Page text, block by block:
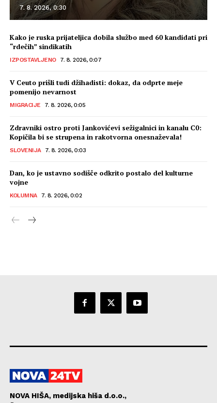
7. 8. 2026, 0:30
Kako je ruska prijateljica dobila službo med 60 kandidati pri
“rdečih” sindikatih
IZPOSTAVLJENO 7. 8. 2026, 0:07
V Ceuto prišli tudi džihadisti: dokaz, da odprte meje
pomenijo nevarnost
MIGRACIJE 7. 8. 2026, 0:05
Zdravniki ostro proti Jankovićevi sežigalnici in kanalu C0:
Kopičila bi se strupena in rakotvorna onesnaževala!
SLOVENIJA 7. 8. 2026, 0:03
Dan, ko je ustavno sodišče odkrito postalo del kulturne
vojne
KOLUMNA 7. 8. 2026, 0:02
NOVA HIŠA, medijska hiša d.o.o.,